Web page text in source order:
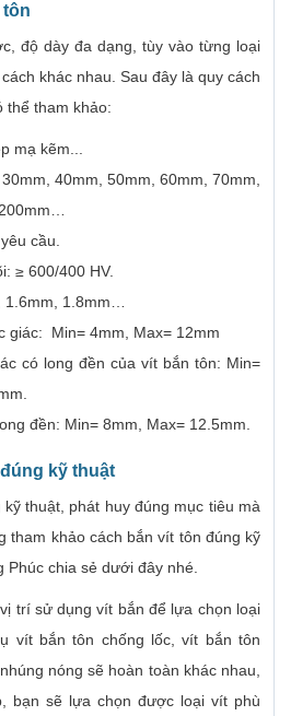
tôn
độ dày đa dạng, tùy vào từng loại
khác nhau. Sau đây là quy cách
thể tham khảo:
mạ kẽm...
40mm, 50mm, 60mm, 70mm,
cầu.
≥ 600/400 HV.
1.8mm…
giác: Min= 4mm, Max= 12mm
có long đền của vít bắn tôn: Min=
đền: Min= 8mm, Max= 12.5mm.
kỹ thuật
thuật, phát huy đúng mục tiêu mà
tham khảo cách bắn vít tôn đúng kỹ
Phúc chia sẻ dưới đây nhé.
trí sử dụng vít bắn để lựa chọn loại
vít bắn tôn chống lốc, vít bắn tôn
nóng sẽ hoàn toàn khác nhau,
bạn sẽ lựa chọn được loại vít phù